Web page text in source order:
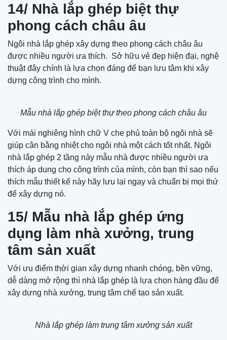
14/ Nhà lắp ghép biệt thự
phong cách châu âu
Ngôi nhà lắp ghép xây dựng theo phong cách châu âu
được nhiều người ưa thích. Sở hữu vẻ đẹp hiện đại, nghệ
thuật đây chính là lựa chọn đáng để bạn lưu tâm khi xây
dựng công trình cho mình.
Mẫu nhà lắp ghép biệt thự theo phong cách châu âu
Với mái nghiêng hình chữ V che phủ toàn bộ ngôi nhà sẽ
giúp cân bằng nhiệt cho ngôi nhà một cách tốt nhất. Ngôi
nhà lắp ghép 2 tầng này mẫu nhà được nhiều người ưa
thích áp dung cho công trình của mình, còn bạn thì sao nếu
thích mẫu thiết kế này hãy lưu lại ngay và chuẩn bị mọi thứ
để xây dựng nó.
15/ Mẫu nhà lắp ghép ứng
dụng làm nhà xưởng, trung
tâm sản xuất
Với ưu điểm thời gian xây dựng nhanh chóng, bền vững,
dễ dàng mở rộng thì nhà lắp ghép là lựa chọn hàng đầu để
xây dựng nhà xưởng, trung tâm chế tạo sản xuất.
Nhà lắp ghép làm trung tâm xưởng sản xuất